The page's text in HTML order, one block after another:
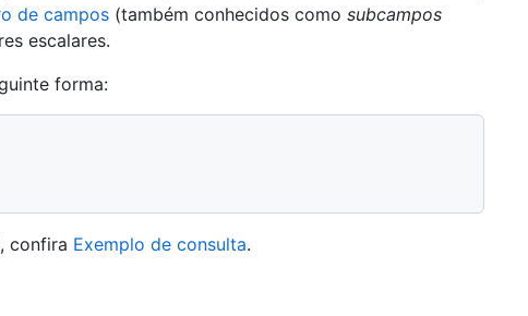
de campos (também conhecidos como subcampos
escalares.
forma:
confira Exemplo de consulta.